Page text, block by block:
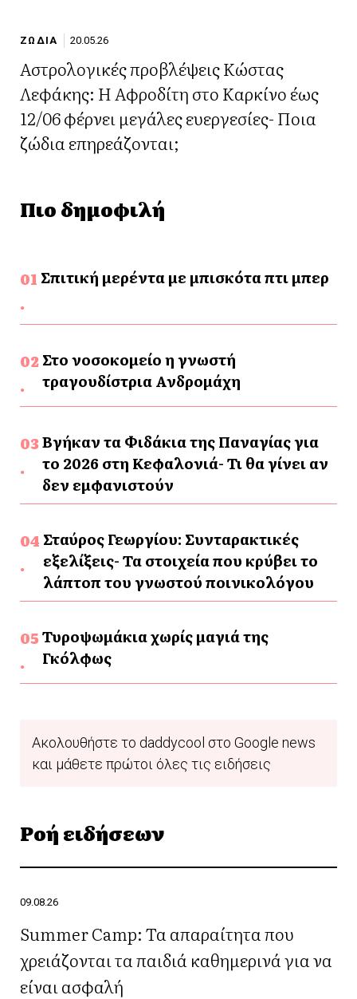
ΖΩΔΙΑ 20.05.26
Αστρολογικές προβλέψεις Κώστας
Λεφάκης: Η Αφροδίτη στο Καρκίνο έως
12/06 φέρνει μεγάλες ευεργεσίες- Ποια
ζώδια επηρεάζονται;
Πιο δημοφιλή
Σπιτική μερέντα με μπισκότα πτι μπερ
Στο νοσοκομείο η γνωστή
τραγουδίστρια Ανδρομάχη
Βγήκαν τα Φιδάκια της Παναγίας για
το 2026 στη Κεφαλονιά- Τι θα γίνει αν
δεν εμφανιστούν
Σταύρος Γεωργίου: Συνταρακτικές
εξελίξεις- Τα στοιχεία που κρύβει το
λάπτοπ του γνωστού ποινικολόγου
Τυροψωμάκια χωρίς μαγιά της
Γκόλφως
Ακολουθήστε το daddycool στο Google news
και μάθετε πρώτοι όλες τις ειδήσεις
Ροή ειδήσεων
09.08.26
Summer Camp: Τα απαραίτητα που
χρειάζονται τα παιδιά καθημερινά για να
είναι ασφαλή